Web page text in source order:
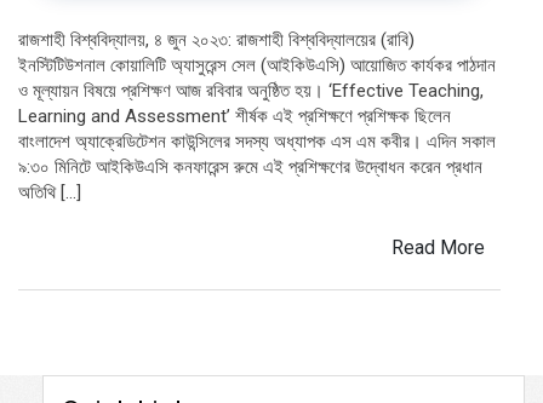
রাজশাহী বিশ্ববিদ্যালয়, ৪ জুন ২০২৩: রাজশাহী বিশ্ববিদ্যালয়ের (রাবি)
ইনস্টিটিউশনাল কোয়ালিটি অ্যাসুরেন্স সেল (আইকিউএসি) আয়োজিত কার্যকর পাঠদান
ও মূল্যায়ন বিষয়ে প্রশিক্ষণ আজ রবিবার অনুষ্ঠিত হয়। ‘Effective Teaching,
Learning and Assessment’ শীর্ষক এই প্রশিক্ষণে প্রশিক্ষক ছিলেন
বাংলাদেশ অ্যাক্রেডিটেশন কাউন্সিলের সদস্য অধ্যাপক এস এম কবীর। এদিন সকাল
৯:৩০ মিনিটে আইকিউএসি কনফারেন্স রুমে এই প্রশিক্ষণের উদ্বোধন করেন প্রধান
অতিথি […]
Read More